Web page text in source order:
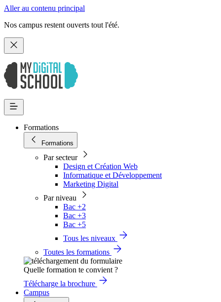
Aller au contenu principal
Nos campus restent ouverts tout l'été.
Formations
Formations
Par secteur
Design et Création Web
Informatique et Développement
Marketing Digital
Par niveau
Bac +2
Bac +3
Bac +5
Tous les niveaux
Toutes les formations
Quelle formation te convient ?
Télécharge la brochure
Campus